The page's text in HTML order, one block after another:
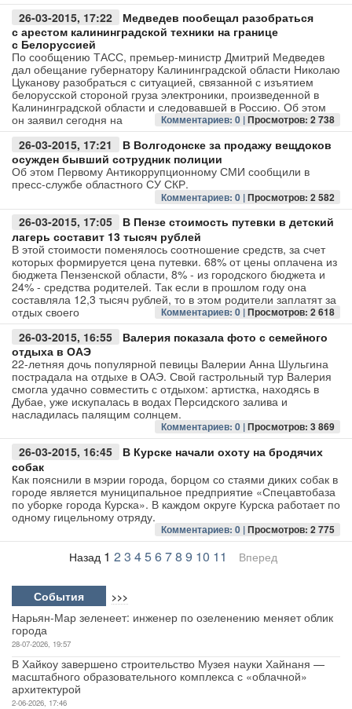
26-03-2015, 17:22
Медведев пообещал разобраться
с арестом калининградской техники на границе
с Белоруссией
По сообщению ТАСС, премьер-министр Дмитрий Медведев
дал обещание губернатору Калининградской области Николаю
Цуканову разобраться с ситуацией, связанной с изъятием
белорусской стороной груза электроники, произведенной в
Калининградской области и следовавшей в Россию. Об этом
он заявил сегодня на
Комментариев: 0 |Просмотров: 2 738
26-03-2015, 17:21
В Волгодонске за продажу вещдоков
осужден бывший сотрудник полиции
Об этом Первому Антикоррупционному СМИ сообщили в
пресс-службе областного СУ СКР.
Комментариев: 0 |Просмотров: 2 582
26-03-2015, 17:05
В Пензе стоимость путевки в детский
лагерь составит 13 тысяч рублей
В этой стоимости поменялось соотношение средств, за счет
которых формируется цена путевки. 68% от цены оплачена из
бюджета Пензенской области, 8% - из городского бюджета и
24% - средства родителей. Так если в прошлом году она
составляла 12,3 тысяч рублей, то в этом родители заплатят за
отдых своего
Комментариев: 0 |Просмотров: 2 618
26-03-2015, 16:55
Валерия показала фото с семейного
отдыха в ОАЭ
22-летняя дочь популярной певицы Валерии Анна Шульгина
пострадала на отдыхе в ОАЭ. Свой гастрольный тур Валерия
смогла удачно совместить с отдыхом: артистка, находясь в
Дубае, уже искупалась в водах Персидского залива и
насладилась палящим солнцем.
Комментариев: 0 |Просмотров: 3 869
26-03-2015, 16:45
В Курске начали охоту на бродячих
собак
Как пояснили в мэрии города, борцом со стаями диких собак в
городе является муниципальное предприятие «Спецавтобаза
по уборке города Курска». В каждом округе Курска работает по
одному гицельному отряду.
Комментариев: 0 |Просмотров: 2 775
Назад 1 2 3 45678 9 10 11 Вперед
События >>>
Нарьян-Мар зеленеет: инженер по озеленению меняет облик
города
28-07-2026, 19:57
В Хайкоу завершено строительство Музея науки Хайнаня —
масштабного образовательного комплекса с «облачной»
архитектурой
2-06-2026, 17:46